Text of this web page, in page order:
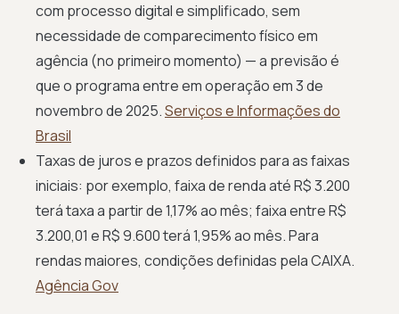
com processo digital e simplificado, sem
necessidade de comparecimento físico em
agência (no primeiro momento) — a previsão é
que o programa entre em operação em 3 de
novembro de 2025.Serviços e Informações do
Brasil
Taxas de juros e prazos definidos para as faixas
iniciais: por exemplo, faixa de renda até R$ 3.200
terá taxa a partir de 1,17% ao mês; faixa entre R$
3.200,01 e R$ 9.600 terá 1,95% ao mês. Para
rendas maiores, condições definidas pela CAIXA.
Agência Gov